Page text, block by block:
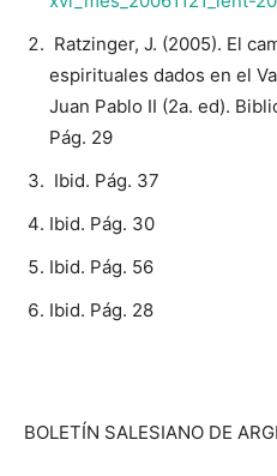
Ratzinger, J. (2005). El
espirituales dados en el
Juan Pablo II (2a. ed).
Pág. 29
Ibid. Pág. 37
Ibid. Pág. 30
Ibid. Pág. 56
Ibid. Pág. 28
BOLETÍN SALESIANO DE